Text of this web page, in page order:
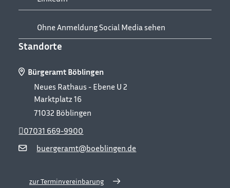
Ohne Anmeldung Social Media sehen
Standorte
Bürgeramt Böblingen
Neues Rathaus - Ebene U 2
Marktplatz 16
71032 Böblingen
buergeramt@boeblingen.de
07031 669-9900
zur Terminvereinbarung